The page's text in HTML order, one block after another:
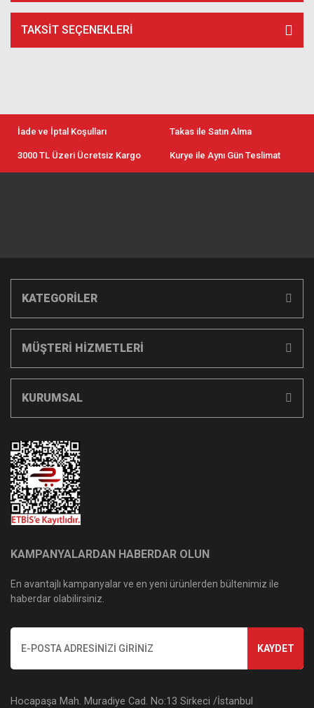
TAKSIT SEÇENEKLERI
İade ve İptal Koşulları Takas ile Satın Alma
3000 TL Üzeri Ücretsiz Kargo Kurye ile Aynı Gün Teslimat
KATEGORİLER
MÜŞTERİ HİZMETLERİ
KURUMSAL
KAMPANYALARDAN HABERDAR OLUN
En avantajlı kampanyalar ve en yeni ürünlerden bültenimiz ile
haberdar olabilirsiniz.
KAYDET
Hocapaşa Mah. Muradiye Cad. No:13 Sirkeci /İstanbul